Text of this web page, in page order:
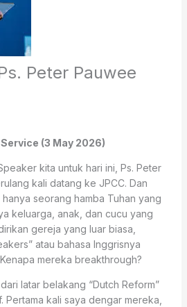
Peter Pauwee
(3 May 2026)
kita untuk hari ini, Ps. Peter
kali datang ke JPCC. Dan
seorang hamba Tuhan yang
keluarga, anak, dan cucu yang
gereja yang luar biasa,
atau bahasa Inggrisnya
mereka breakthrough?
latar belakang “Dutch Reform”
kali saya dengar mereka,